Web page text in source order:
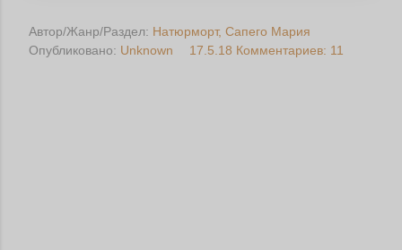
Автор/Жанр/Раздел: Натюрморт Сапего Мария
Опубликовано: Unknown 17.5.18 Комментариев: 11